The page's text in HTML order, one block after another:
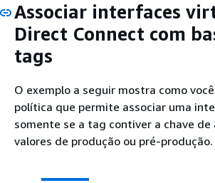
Associar interfaces
Direct Connect com
tags
O exemplo a seguir mostra como
política que permite associar uma
somente se a tag contiver a chave de
valores de produção ou pré-produção.